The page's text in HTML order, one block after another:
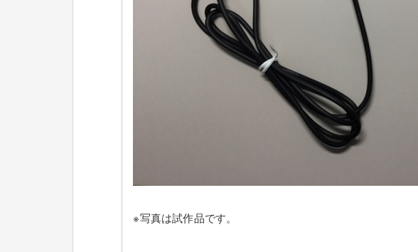
※写真は試作品です。